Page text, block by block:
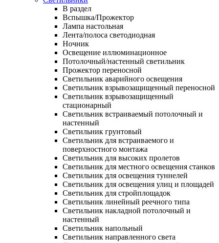
В раздел
Вспышка/Прожектор
Лампа настольная
Лента/полоса светодиодная
Ночник
Освещение иллюминационное
Потолочный/настенный светильник
Прожектор переносной
Светильник аварийного освещения
Светильник взрывозащищенный переносной
Светильник взрывозащищенный
стационарный
Светильник встраиваемый потолочный и
настенный
Светильник грунтовый
Светильник для встраиваемого и
поверхностного монтажа
Светильник для высоких пролетов
Светильник для местного освещения станков
Светильник для освещения туннелей
Светильник для освещения улиц и площадей
Светильник для стройплощадок
Светильник линейный реечного типа
Светильник накладной потолочный и
настенный
Светильник напольный
Светильник направленного света